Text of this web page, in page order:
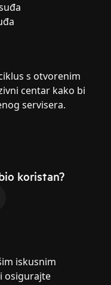
s otvorenim
centar kako bi
servisera.
koristan?
iskusnim
osigurajte